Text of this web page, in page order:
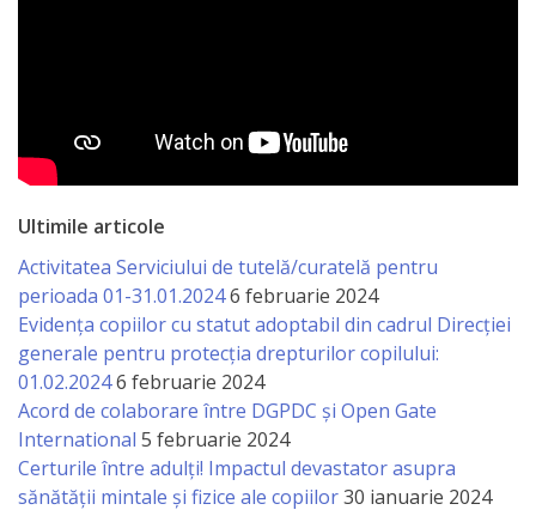
Ultimile articole
Activitatea Serviciului de tutelă/curatelă pentru
perioada 01-31.01.20246 februarie 2024
Evidența copiilor cu statut adoptabil din cadrul Direcției
generale pentru protecția drepturilor copilului:
01.02.20246 februarie 2024
Acord de colaborare între DGPDC și Open Gate
International 5 februarie 2024
Certurile între adulți! Impactul devastator asupra
sănătății mintale și fizice ale copiilor30 ianuarie 2024